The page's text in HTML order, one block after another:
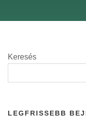
Keresés
LEGFRISSEBB